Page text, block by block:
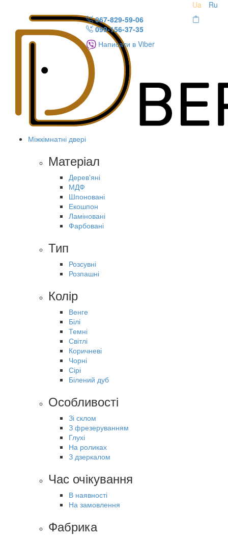
Ua
Ru
067-829-59-06
099-156-37-35
Написати в Viber
Міжкімнатні двері
Матеріал
Дерев'яні
МДФ
Шпоновані
Екошпон
Ламіновані
Фарбовані
Тип
Розсувні
Розпашні
Колір
Венге
Білі
Темні
Світлі
Коричневі
Чорні
Сірі
Білений дуб
Особливості
Зі склом
З фрезеруванням
Глухі
На роликах
З дзеркалом
Час очікування
В наявності
На замовлення
Фабрика